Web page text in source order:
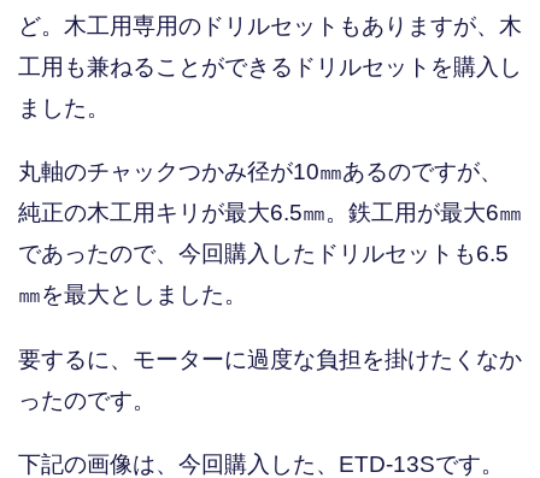
ど。木工用専用のドリルセットもありますが、木
工用も兼ねることができるドリルセットを購入し
ました。
丸軸のチャックつかみ径が10㎜あるのですが、
純正の木工用キリが最大6.5㎜。鉄工用が最大6㎜
であったので、今回購入したドリルセットも6.5
㎜を最大としました。
要するに、モーターに過度な負担を掛けたくなか
ったのです。
下記の画像は、今回購入した、ETD-13Sです。